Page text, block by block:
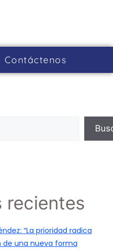
Cont­áctenos
recientes
“La prioridad radica
una nueva forma